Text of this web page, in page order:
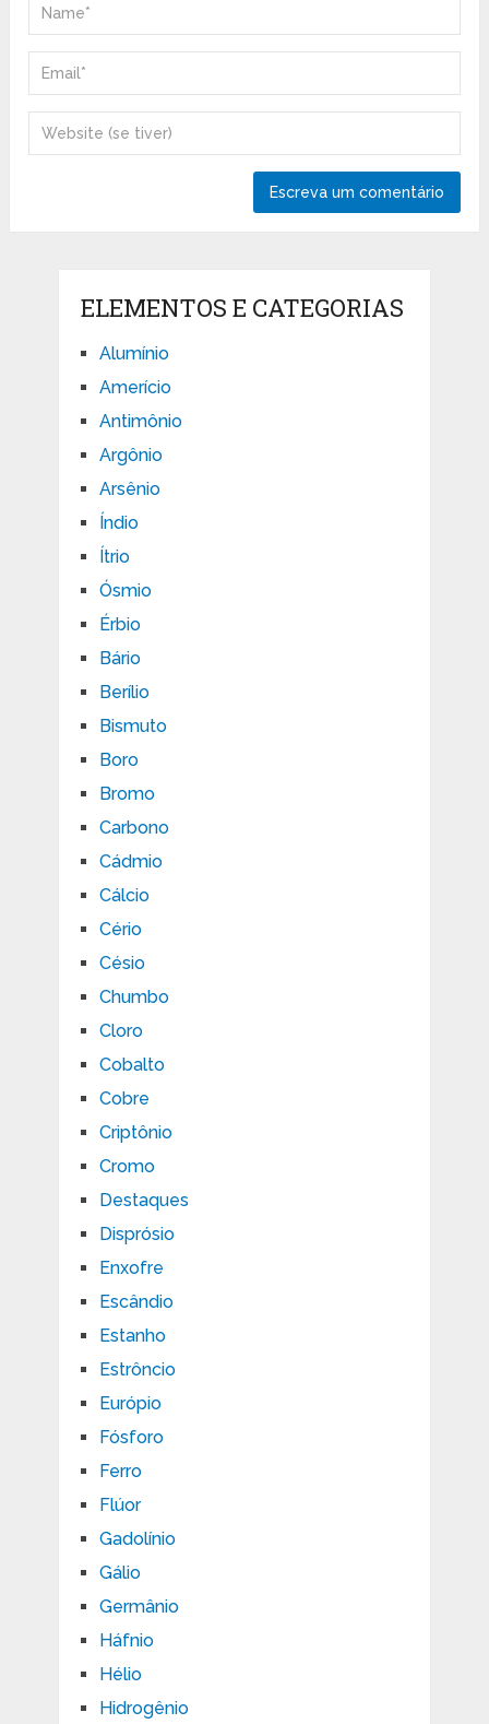
ELEMENTOS E CATEGORIAS
Alumínio
Amerício
Antimônio
Argônio
Arsênio
Índio
Ítrio
Ósmio
Érbio
Bário
Berílio
Bismuto
Boro
Bromo
Carbono
Cádmio
Cálcio
Cério
Césio
Chumbo
Cloro
Cobalto
Cobre
Criptônio
Cromo
Destaques
Disprósio
Enxofre
Escândio
Estanho
Estrôncio
Európio
Fósforo
Ferro
Flúor
Gadolínio
Gálio
Germânio
Háfnio
Hélio
Hidrogênio